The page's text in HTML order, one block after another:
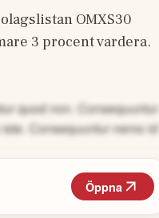
OMXS30
3 procent vardera.
quod non. Consequuntur
Consequuntur nemo id
Öppna